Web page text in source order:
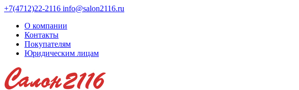
+7(4712)22-2116 info@salon2116.ru
О компании
Контакты
Покупателям
Юридическим лицам